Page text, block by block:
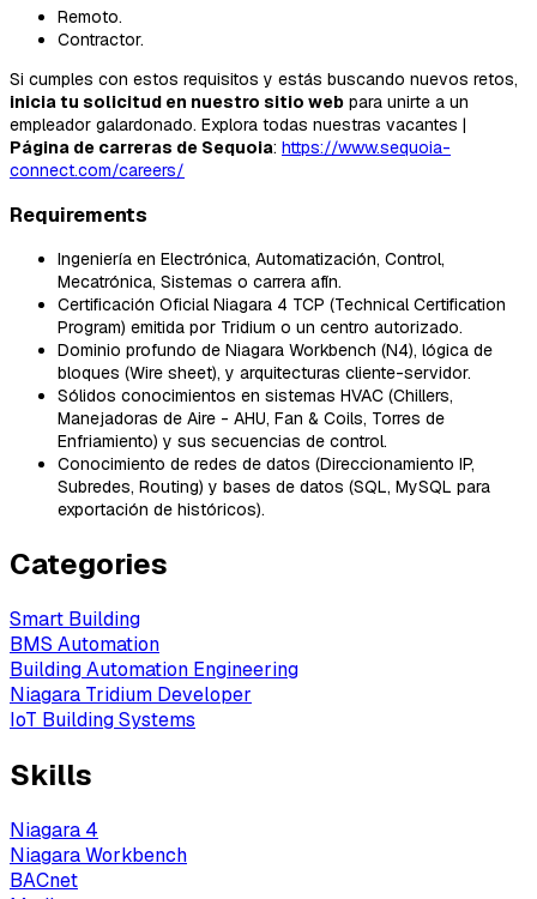
Remoto.
Contractor.
Si cumples con estos requisitos y estás buscando nuevos retos,
inicia tu solicitud en nuestro sitio web para unirte a un
empleador galardonado. Explora todas nuestras vacantes |
Página de carreras de Sequoia: https://www.sequoia-
connect.com/careers/
Requirements
Ingeniería en Electrónica, Automatización, Control,
Mecatrónica, Sistemas o carrera afín.
Certificación Oficial Niagara 4 TCP (Technical Certification
Program) emitida por Tridium o un centro autorizado.
Dominio profundo de Niagara Workbench (N4), lógica de
bloques (Wire sheet), y arquitecturas cliente-servidor.
Sólidos conocimientos en sistemas HVAC (Chillers,
Manejadoras de Aire - AHU, Fan & Coils, Torres de
Enfriamiento) y sus secuencias de control.
Conocimiento de redes de datos (Direccionamiento IP,
Subredes, Routing) y bases de datos (SQL, MySQL para
exportación de históricos).
Categories
Smart Building
BMS Automation
Building Automation Engineering
Niagara Tridium Developer
IoT Building Systems
Skills
Niagara 4
Niagara Workbench
BACnet